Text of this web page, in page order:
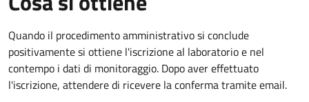
Quando il procedimento amministrativo si conclude
positivamente si ottiene l'iscrizione al laboratorio e nel
contempo i dati di monitoraggio. Dopo aver effettuato
l'iscrizione, attendere di ricevere la conferma tramite email.